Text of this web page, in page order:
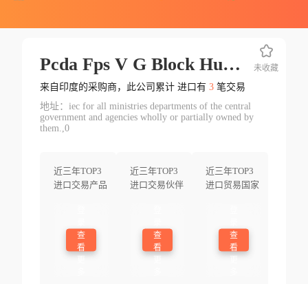
Pcda Fps V G Block Hutment Mod
来自印度的采购商，此公司累计 进口有 3笔交易
地址：iec for all ministries departments of the central
government and agencies wholly or partially owned by
them.,0
近三年TOP3
进口交易产品
查
看
近三年TOP3
进口交易伙伴
查
看
近三年TOP3
进口贸易国家
查
看
未收藏